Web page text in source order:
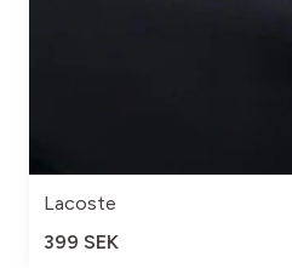
Lacoste
399 SEK